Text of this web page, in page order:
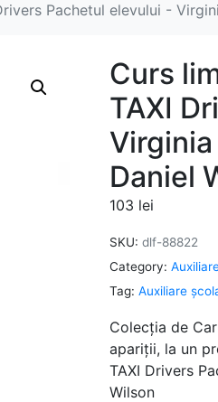
Pachetul elevului -
Curs
TAXI
Daniel
103 lei
SKU: dlf-88822
Category:
Tag: Auxiliare
Colecția de
apariții, la un
TAXI Drivers
Wilson